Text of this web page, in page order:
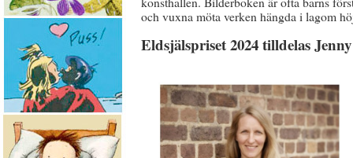
och vuxna möta verken hängda i lagom
Eldsjälspriset 2024 tilldelas